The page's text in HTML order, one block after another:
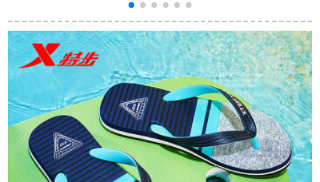
新作ファンシー・ロ
ール男滑り止めサー
男黒41
スクの花に足を挟む
女性用カージュアル
サンダー/206101黒/
花-0 FF 37(230 mm)